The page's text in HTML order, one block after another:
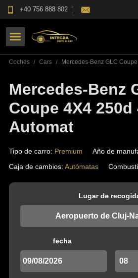
+40 756 888 802
Coches Cars Mercedes-Benz GLC
Mercedes-Benz
Coupe 4X4
Automat
Tipo de carro: Premium Año de
Caja de cambios: Autómatas
Lugar de
Aeropuerto de Cluj-
fecha